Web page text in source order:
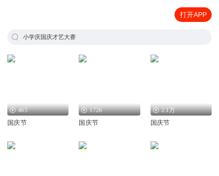
打开APP
小学庆国庆才艺大赛
465
国庆节
1726
国庆节
2.1万
国庆节